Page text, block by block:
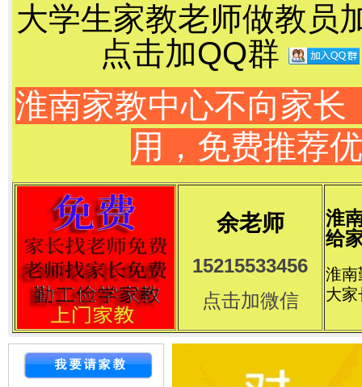
大学生家教老师做教员
点击加QQ群
淮南家教中心不向家长
用，免费推荐
余老师
15215533456
点击加微信
淮
给
淮南
大